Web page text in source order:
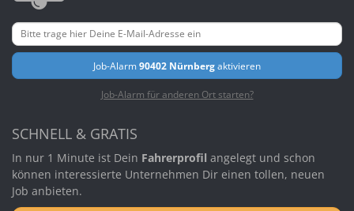
Job-Alarm90402 Nürnbergaktivieren
Job-Alarm für anderen Ort starten?
SCHNELL & GRATIS
In nur 1 Minute ist Dein Fahrerprofil angelegt und schon
können interessierte Unternehmen Dir einen tollen, neuen
Job anbieten.